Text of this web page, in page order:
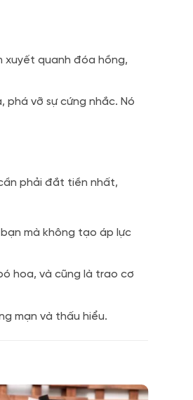
xuyết quanh đóa hồng,
phá vỡ sự cứng nhắc. Nó
phải đắt tiền nhất,
mà không tạo áp lực
hoa, và cũng là trao cơ
mạn và thấu hiểu.